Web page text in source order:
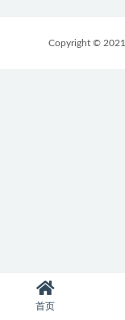
Copyright © 2021
首页